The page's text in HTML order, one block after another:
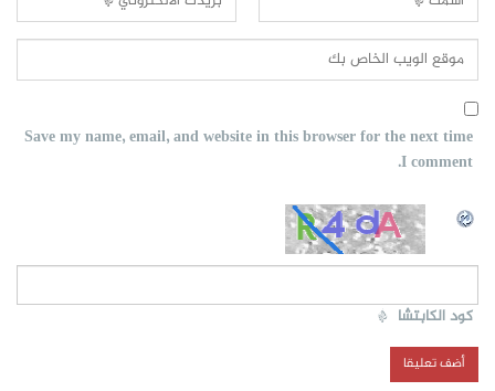
Save my name, email, and website in this browser for the next time
I comment.
كود الكابتشا *